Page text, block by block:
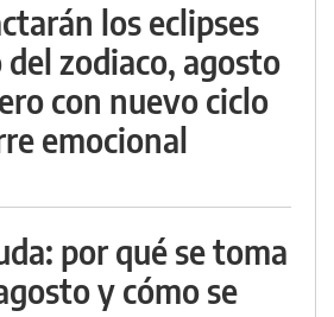
los eclipses
zodiaco, agosto
con nuevo ciclo
emocional
por qué se toma
y cómo se